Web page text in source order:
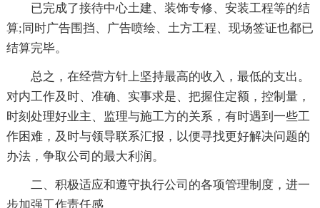
已完成了接待中心土建、装饰专修、安装工程等的结
算;同时广告围挡、广告喷绘、土方工程、现场签证也都已
结算完毕。
总之，在经营方针上坚持最高的收入，最低的支出。
对内工作及时、准确、实事求是、把握住定额，控制量，
时刻处理好业主、监理与施工方的关系，有时遇到一些工
作困难，及时与领导联系汇报，以便寻找更好解决问题的
办法，争取公司的最大利润。
二、积极适应和遵守执行公司的各项管理制度，进一
步加强工作责任感